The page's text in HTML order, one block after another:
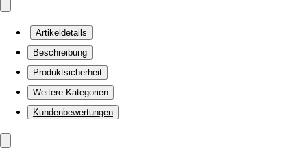
Artikeldetails
Beschreibung
Produktsicherheit
Weitere Kategorien
Kundenbewertungen